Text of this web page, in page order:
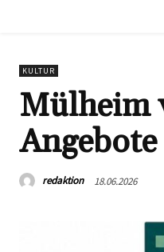
KULTUR
Mülheim
Angebote
redaktion 18.06.2026